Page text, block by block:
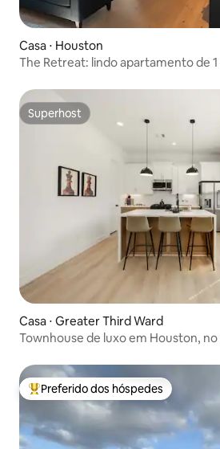
Casa ⋅ Houston
The Retreat: lindo apartamento de
Superhost
Superhost
Casa ⋅ Greater Third Ward
Townhouse de luxo em Houston,
Entre os melhores preferidos dos
Preferido dos hóspedes